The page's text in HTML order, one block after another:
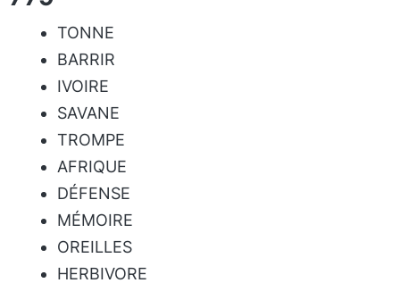
TONNE
BARRIR
IVOIRE
SAVANE
TROMPE
AFRIQUE
DÉFENSE
MÉMOIRE
OREILLES
HERBIVORE